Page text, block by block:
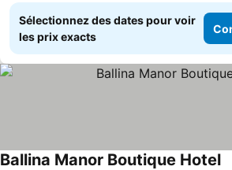
Sélectionnez des dates pour voir
les prix exacts
Ballina Manor Boutique Hotel